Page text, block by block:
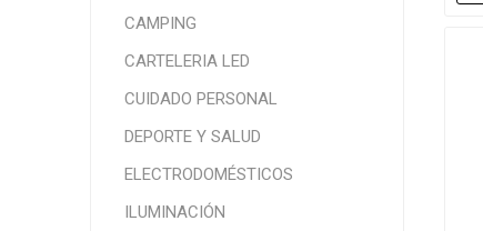
CAMPING
CARTELERIA LED
CUIDADO PERSONAL
DEPORTE Y SALUD
ELECTRODOMÉSTICOS
ILUMINACIÓN